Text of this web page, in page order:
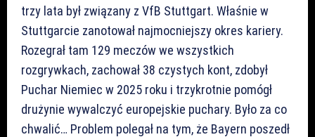
trzy lata był związany z VfB Stuttgart. Właśnie w
Stuttgarcie zanotował najmocniejszy okres kariery.
Rozegrał tam 129 meczów we wszystkich
rozgrywkach, zachował 38 czystych kont, zdobył
Puchar Niemiec w 2025 roku i trzykrotnie pomógł
drużynie wywalczyć europejskie puchary. Było za co
chwalić… Problem polegał na tym, że Bayern poszedł